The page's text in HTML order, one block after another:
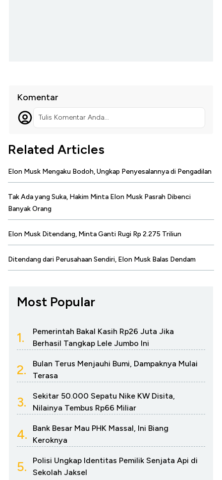
Komentar
Tulis Komentar Anda...
Related Articles
Elon Musk Mengaku Bodoh, Ungkap Penyesalannya di Pengadilan
Tak Ada yang Suka, Hakim Minta Elon Musk Pasrah Dibenci
Banyak Orang
Elon Musk Ditendang, Minta Ganti Rugi Rp 2.275 Triliun
Ditendang dari Perusahaan Sendiri, Elon Musk Balas Dendam
Most Popular
1.
Pemerintah Bakal Kasih Rp26 Juta Jika
Berhasil Tangkap Lele Jumbo Ini
2.
Bulan Terus Menjauhi Bumi, Dampaknya Mulai
Terasa
3.
Sekitar 50.000 Sepatu Nike KW Disita,
Nilainya Tembus Rp66 Miliar
4.
Bank Besar Mau PHK Massal, Ini Biang
Keroknya
5.
Polisi Ungkap Identitas Pemilik Senjata Api di
Sekolah Jaksel